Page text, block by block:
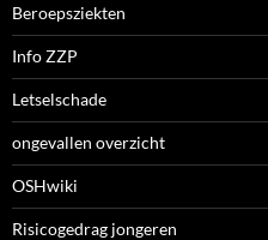
Beroepsziekten
Info ZZP
Letselschade
ongevallen overzicht
OSHwiki
Risicogedrag jongeren